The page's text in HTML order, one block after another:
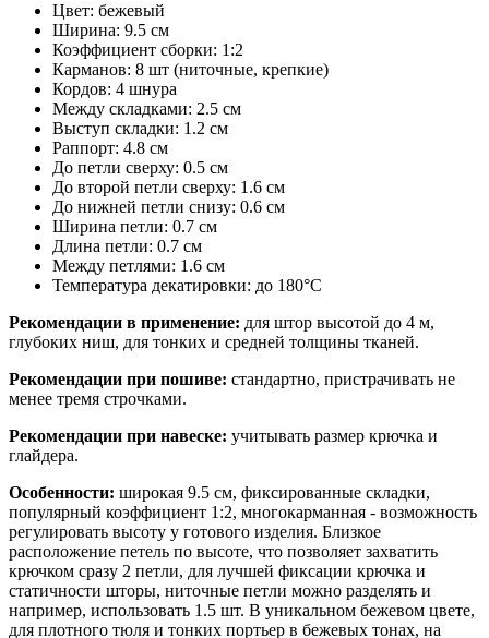
Цвет: бежевый
Ширина: 9.5 см
Коэффициент сборки: 1:2
Карманов: 8 шт (ниточные, крепкие)
Кордов: 4 шнура
Между складками: 2.5 см
Выступ складки: 1.2 см
Раппорт: 4.8 см
До петли сверху: 0.5 см
До второй петли сверху: 1.6 см
До нижней петли снизу: 0.6 см
Ширина петли: 0.7 см
Длина петли: 0.7 см
Между петлями: 1.6 см
Температура декатировки: до 180°С
Рекомендации в применение: для штор высотой до 4 м,
глубоких ниш, для тонких и средней толщины тканей.
Рекомендации при пошиве: стандартно, пристрачивать не
менее тремя строчками.
Рекомендации при навеске: учитывать размер крючка и
глайдера.
Особенности: широкая 9.5 см, фиксированные складки,
популярный коэффициент 1:2, многокарманная - возможность
регулировать высоту у готового изделия. Близкое
расположение петель по высоте, что позволяет захватить
крючком сразу 2 петли, для лучшей фиксации крючка и
статичности шторы, ниточные петли можно разделять и
например, использовать 1.5 шт. В уникальном бежевом цвете,
для плотного тюля и тонких портьер в бежевых тонах, на